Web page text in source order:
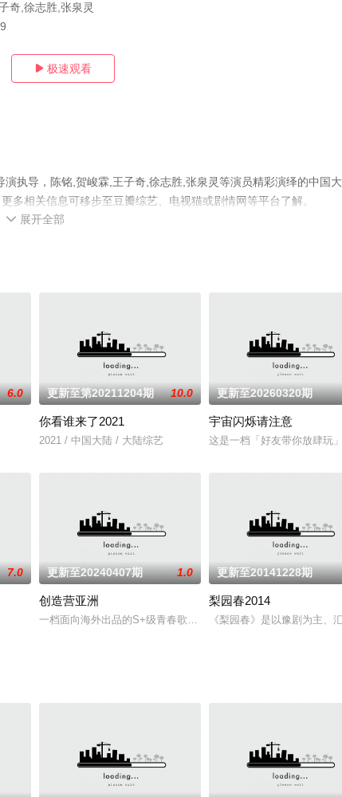
奇,徐志胜,张泉灵
 极速观看
执导，陈铭,贺峻霖,王子奇,徐志胜,张泉灵等演员精彩演绎的中国
多相关信息可移步至豆瓣综艺、电视猫或剧情网等平台了解。
 展开全部
就根本停不下的新闻脱口秀节目。内容恶搞无下限。
6.0 更新至第20211204期 10.0
你看谁来了2021
2021 / 中国大陆 / 大陆综艺
更新至20260320期
宇宙闪烁请注意
这是一档「好友带你放肆玩
介质的时空对话。味道四季轮回，时令会变但乡愁不改，古老的智慧流
7.0 更新至20240407期 1.0
创造营亚洲
一档面向海外出品的S+级青春歌舞类真人秀竞演综艺。节目召集
更新至20141228期
梨园春2014
《梨园春》是以豫剧为主